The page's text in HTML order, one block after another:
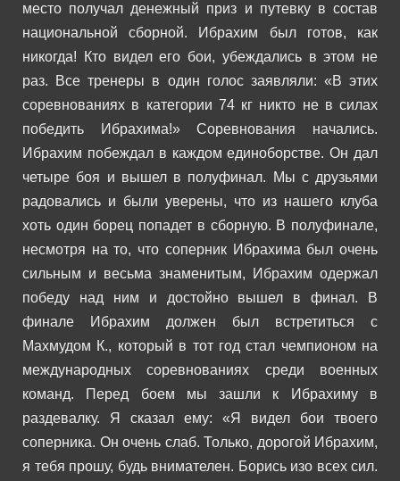
место получал денежный приз и путевку в состав
национальной сборной. Ибрахим был готов, как
никогда! Кто видел его бои, убеждались в этом не
раз. Все тренеры в один голос заявляли: «В этих
соревнованиях в категории 74 кг никто не в силах
победить Ибрахима!»Соревнования начались.
Ибрахим побеждал в каждом единоборстве. Он дал
четыре боя и вышел в полуфинал.
Мы с друзьями
радовались и были уверены, что из нашего клуба
хоть один борец попадет в сборную. В полуфинале,
несмотря на то, что соперник Ибрахима был очень
сильным и весьма знаменитым, Ибрахим одержал
победу над ним и достойно вышел в финал.
В
финале Ибрахим должен был встретиться с
Махмудом К., который в тот год стал чемпионом на
международных соревнованиях среди военных
команд.
Перед боем мы зашли к Ибрахиму в
раздевалку. Я сказал ему: «Я видел бои твоего
соперника. Он очень слаб. Только, дорогой Ибрахим,
я тебя прошу, будь внимателен. Борись изо всех сил.